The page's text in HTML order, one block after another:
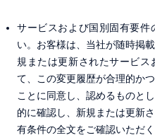
サービスおよび国別固有要件
い。お客様は、当社が随時掲
規または更新されたサービス
て、この変更履歴が合理的か
ことに同意し、認めるものと
的に確認し、新規または更新
有条件の全文をご確認いただ